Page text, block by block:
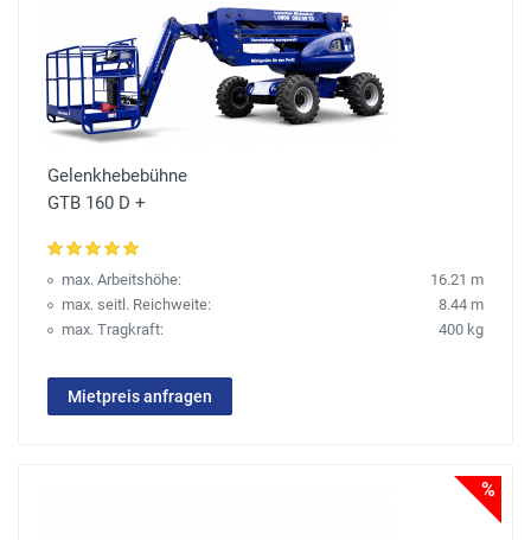
Gelenkhebebühne
GTB 160 D +
max. Arbeitshöhe:
16.21 m
max. seitl. Reichweite:
8.44 m
max. Tragkraft:
400 kg
Mietpreis anfragen
%